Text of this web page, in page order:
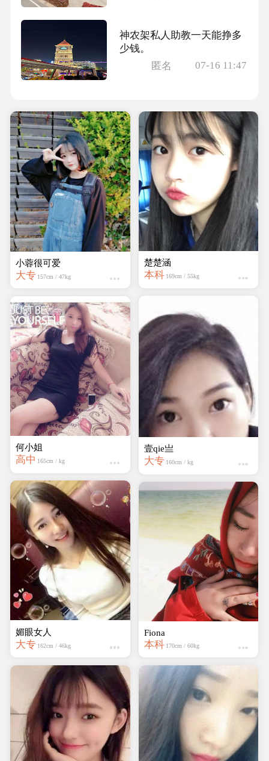
神农架私人助教一天能挣多
少钱。
匿名
07-16 11:47
小蓉很可爱
大专 157cm / 47kg
何小姐
高中 165cm / kg
媚眼女人
大专 162cm / 46kg
楚楚涵
本科 169cm / 55kg
壹qie亗
大专 160cm / kg
Fiona
本科 170cm / 60kg